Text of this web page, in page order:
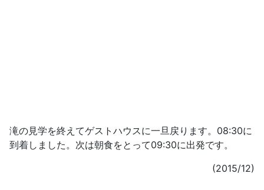
滝の見学を終えてゲストハウスに一旦戻ります。08:30に
到着しました。次は朝食をとって09:30に出発です。
(2015/12)